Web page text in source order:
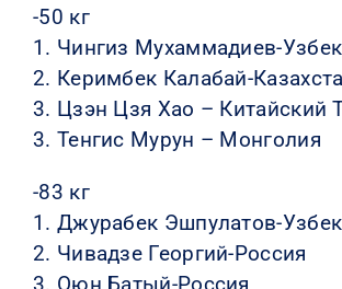
-50 кг
1. Чингиз Мухаммадиев-
2. Керимбек Калабай-
3. Цзэн Цзя Хао – Китайский
3. Тенгис Мурун – Монголия
-83 кг
1. Джурабек Эшпулатов-
2. Чивадзе Георгий-Россия
3. Оюн Батый-Россия